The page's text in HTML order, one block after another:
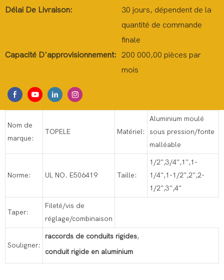
Délai De Livraison:
30 jours, dépendent de la
quantité de commande
finale
Capacité D'approvisionnement:
200 000,00 pièces par
mois
Nom de
marque:
TOPELE Matériel:
Aluminium moulé
sous pression/fonte
malléable
Norme: UL NO. E506419 Taille:
1/2'',3/4'',1'',1-
1/4'',1-1/2'',2'',2-
1/2'',3'',4''
Taper:
Fileté/vis de
réglage/combinaison
Souligner:
raccords de conduits rigides,
conduit rigide en aluminium